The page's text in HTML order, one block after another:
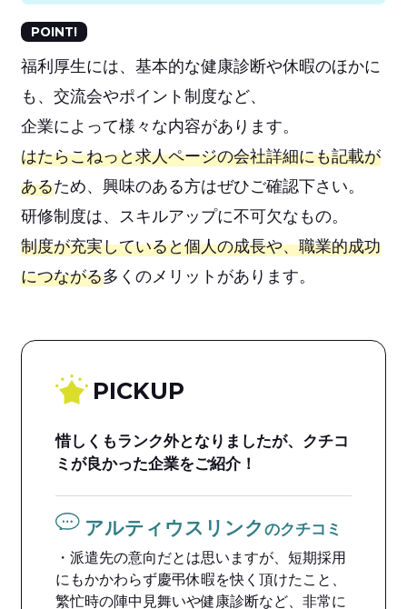
POINT!
福利厚生には、基本的な健康診断や休暇のほかに
も、交流会やポイント制度など、
企業によって様々な内容があります。
はたらこねっと求人ページの会社詳細にも記載が
あるため、興味のある方はぜひご確認下さい。
研修制度は、スキルアップに不可欠なもの。
制度が充実していると個人の成長や、職業的成功
につながる多くのメリットがあります。
PICKUP
惜しくもランク外となりましたが、クチコ
ミが良かった企業をご紹介！
アルティウスリンクのクチコミ
・派遣先の意向だとは思いますが、短期採用
にもかかわらず慶弔休暇を快く頂けたこと、
繁忙時の陣中見舞いや健康診断など、非常に